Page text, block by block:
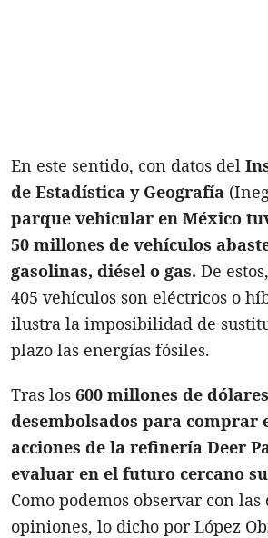
En este sentido, con datos del
de Estadística y Geografía
parque vehicular en México
50 millones de vehículos
gasolinas, diésel o gas. De
405 vehículos son eléctricos o
ilustra la imposibilidad de
plazo las energías fósiles.
Tras los 600 millones de dólares
desembolsados para comprar
acciones de la refinería Deer
evaluar en el futuro cercano
Como podemos observar con las
opiniones, lo dicho por López